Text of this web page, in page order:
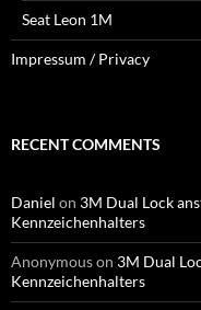
Seat Leon 1M
Impressum / Privacy
RECENT COMMENTS
Daniel on 3M Dual Lock
Kennzeichenhalters
Anonymouson 3M Dual
Kennzeichenhalters